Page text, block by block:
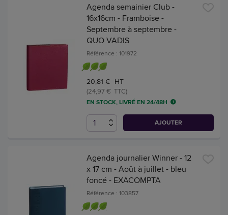
Agenda semainier Club -
16x16cm - Framboise -
Septembre à septembre -
QUO VADIS
Référence : 101972
20,81 € HT
(24,97 € TTC)
EN STOCK, LIVRÉ EN 24/48H
AJOUTER
Agenda journalier Winner - 12
x 17 cm - Août à juillet - bleu
foncé - EXACOMPTA
Référence : 103857